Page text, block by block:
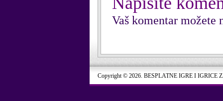
Vaš komentar možete
Copyright © 2026. BESPLATNE IGRE I IGRICE